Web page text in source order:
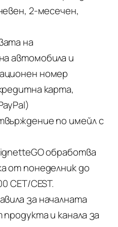
2-месечен,
на
автомобила и
номер
карта,
по имейл с
обработва
от понеделник до
CET/CEST.
за началната
и канала за